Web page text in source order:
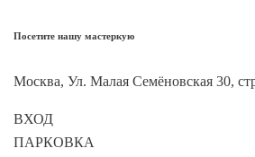
Посетите нашу мастеркую
Москва, Ул. Малая Семёновская 30,
ВХОД
ПАРКОВКА